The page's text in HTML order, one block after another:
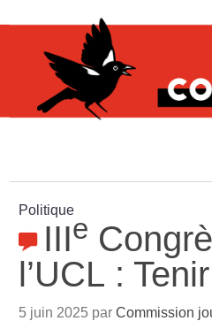
Politique
IIIe
l’UCL :
5 juin 2025 parCommission